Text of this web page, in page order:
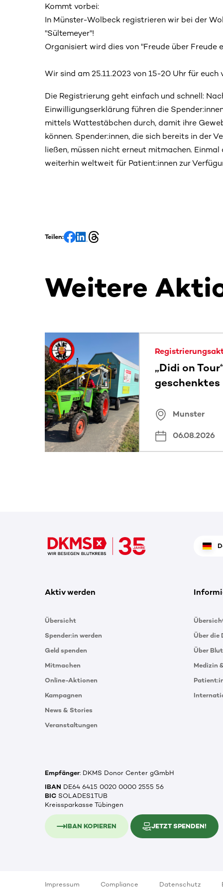
Kommt vorbei:
In Münster-Wolbeck registrieren wir bei der
"Sültemeyer"!
Organisiert wird dies von "Freude über Freude
Wir sind am 25.11.2023 von 15-20 Uhr für euch
Die Registrierung geht einfach und schnell:
Einwilligungserklärung führen die
mittels Wattestäbchen durch, damit ihre
können. Spender:innen, die sich bereits in der
ließen, müssen nicht erneut mitmachen.
weiterhin weltweit für Patient:innen zur
Teilen:
Weitere
Dieser Bereich enthält horizontal scrollbare
„Didi on
geschenktes
Munster
06.08.2026
Aktiv werden
Übersicht
Spender:in werden
Geld spenden
Mitmachen
Online-Aktionen
Kampagnen
News & Stories
Veranstaltungen
Über die
Über
Medizin
Empfänger: DKMS Donor Center gGmbH
IBAN DE64 6415 0020 0000 2555 56
BIC SOLADES1TUB
Kreissparkasse Tübingen
IBAN KOPIEREN JETZT SPENDEN!
Impressum Compliance Datenschutz